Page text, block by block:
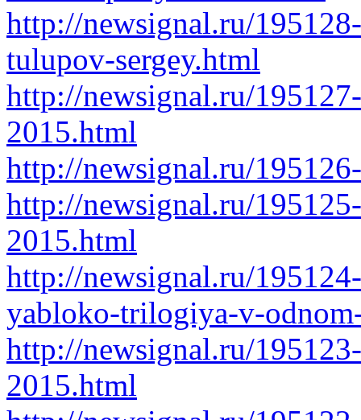
http://newsignal.ru/
tulupov-sergey.html
http://newsignal.ru/
2015.html
http://newsignal.ru/
http://newsignal.ru/
2015.html
http://newsignal.ru/
yabloko-trilogiya-v-
http://newsignal.ru/
2015.html